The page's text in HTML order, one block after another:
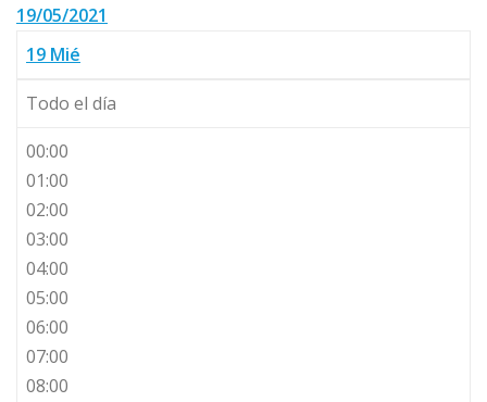
19/05/2021
19 Mié
Todo el día
00:00
01:00
02:00
03:00
04:00
05:00
06:00
07:00
08:00